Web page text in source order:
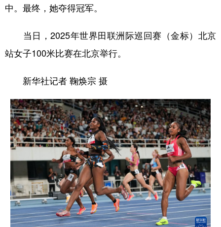
公益 一带一路
文化产业
地方频道
辽宁 吉林 上海 江苏
浙江 安徽 福建 江西
山东 河南 湖北 湖南
广东 广西 海南 重庆
四川 贵州 云南 西藏
陕西 甘肃 青海 宁夏
中。最终，她夺得冠军。
当日，2025年世界田联洲际巡回赛（金标）北京
站女子100米比赛在北京举行。
新华社记者 鞠焕宗 摄